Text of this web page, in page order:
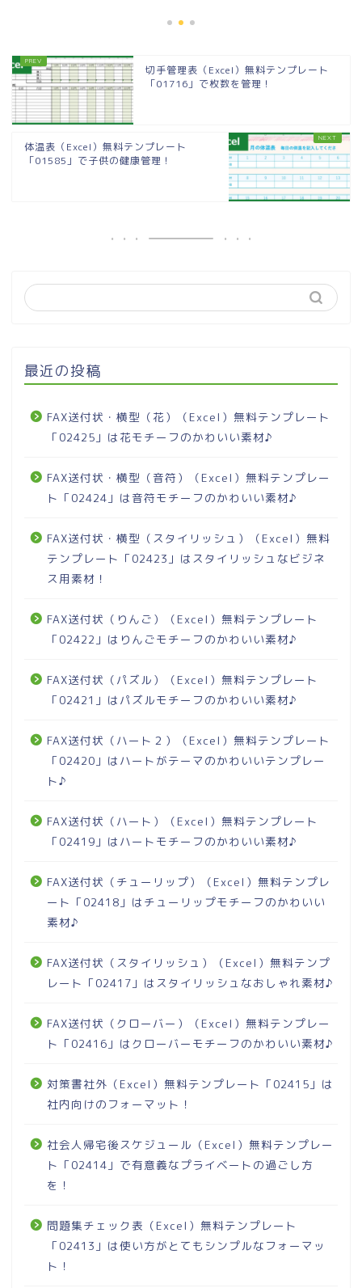
切手管理表（Excel）無料テンプレート
「01716」で枚数を管理！
体温表（Excel）無料テンプレート
「01585」で子供の健康管理！
最近の投稿
FAX送付状・横型（花）（Excel）無料テンプレート
「02425」は花モチーフのかわいい素材♪
FAX送付状・横型（音符）（Excel）無料テンプレー
ト「02424」は音符モチーフのかわいい素材♪
FAX送付状・横型（スタイリッシュ）（Excel）無料
テンプレート「02423」はスタイリッシュなビジネ
ス用素材！
FAX送付状（りんご）（Excel）無料テンプレート
「02422」はりんごモチーフのかわいい素材♪
FAX送付状（パズル）（Excel）無料テンプレート
「02421」はパズルモチーフのかわいい素材♪
FAX送付状（ハート２）（Excel）無料テンプレート
「02420」はハートがテーマのかわいいテンプレー
ト♪
FAX送付状（ハート）（Excel）無料テンプレート
「02419」はハートモチーフのかわいい素材♪
FAX送付状（チューリップ）（Excel）無料テンプレ
ート「02418」はチューリップモチーフのかわいい
素材♪
FAX送付状（スタイリッシュ）（Excel）無料テンプ
レート「02417」はスタイリッシュなおしゃれ素材♪
FAX送付状（クローバー）（Excel）無料テンプレー
ト「02416」はクローバーモチーフのかわいい素材♪
対策書社外（Excel）無料テンプレート「02415」は
社内向けのフォーマット！
社会人帰宅後スケジュール（Excel）無料テンプレー
ト「02414」で有意義なプライベートの過ごし方
を！
問題集チェック表（Excel）無料テンプレート
「02413」は使い方がとてもシンプルなフォーマッ
ト！